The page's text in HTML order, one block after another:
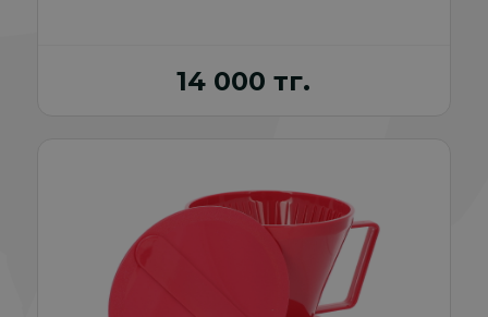
14 000 тг.